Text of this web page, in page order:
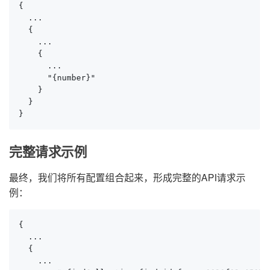
{
  ...
  {
    ...
    {
      ...
      "{number}"
    }
  }
}
完整请求示例
最终，我们将所有配置组合起来，形成完整的API请求示
例：
{
  ...
  {
    ...